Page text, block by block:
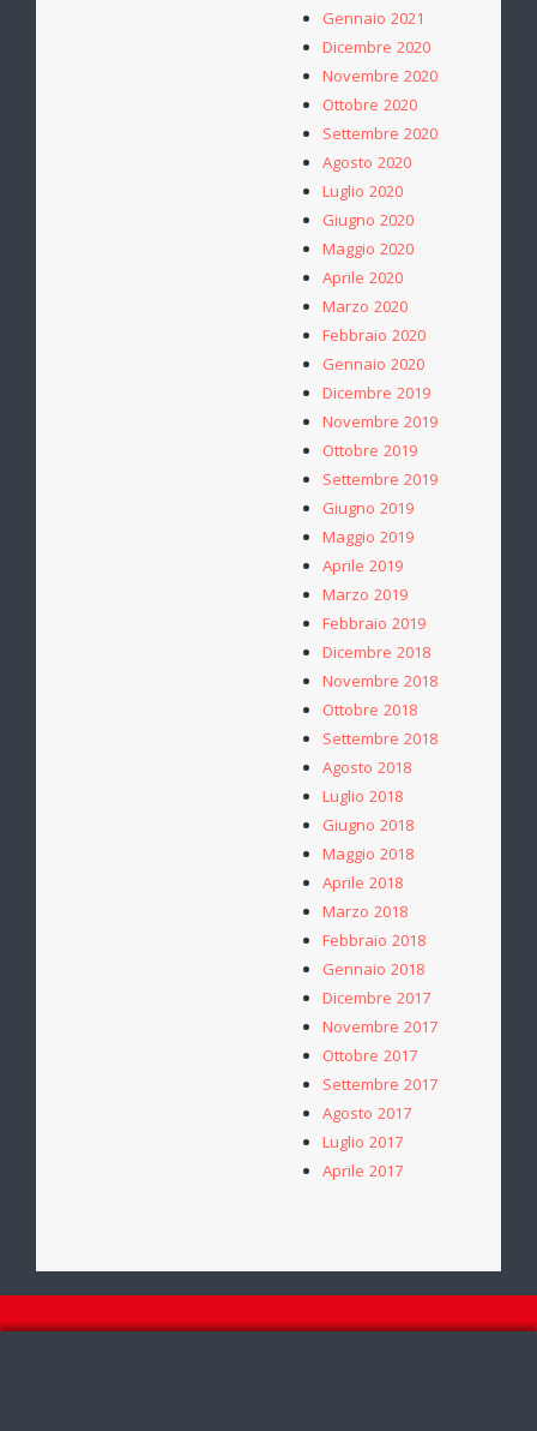
Gennaio 2021
Dicembre 2020
Novembre 2020
Ottobre 2020
Settembre 2020
Agosto 2020
Luglio 2020
Giugno 2020
Maggio 2020
Aprile 2020
Marzo 2020
Febbraio 2020
Gennaio 2020
Dicembre 2019
Novembre 2019
Ottobre 2019
Settembre 2019
Giugno 2019
Maggio 2019
Aprile 2019
Marzo 2019
Febbraio 2019
Dicembre 2018
Novembre 2018
Ottobre 2018
Settembre 2018
Agosto 2018
Luglio 2018
Giugno 2018
Maggio 2018
Aprile 2018
Marzo 2018
Febbraio 2018
Gennaio 2018
Dicembre 2017
Novembre 2017
Ottobre 2017
Settembre 2017
Agosto 2017
Luglio 2017
Aprile 2017